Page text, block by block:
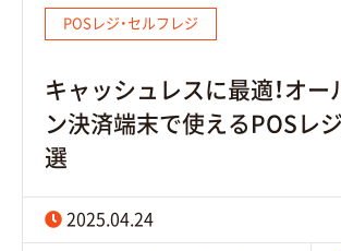
POSレジ・セルフレジ
キャッシュレスに最適！オー
ン決済端末で使えるPOSレ
選
2025.04.24